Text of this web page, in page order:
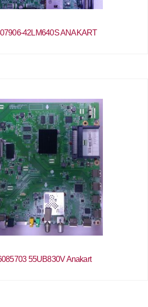
42LM640S ANAKART
55UB830V Anakart